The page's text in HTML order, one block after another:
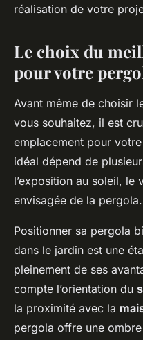
réalisation de votre
Le choix du
pour votre
Avant même de choisir
vous souhaitez, il est
emplacement pour
idéal dépend de
l’exposition au soleil, le
envisagée de la pergola.
Positionner sa pergola
dans le jardin est une
pleinement de ses
compte l’orientation du
la proximité avec la
pergola offre une